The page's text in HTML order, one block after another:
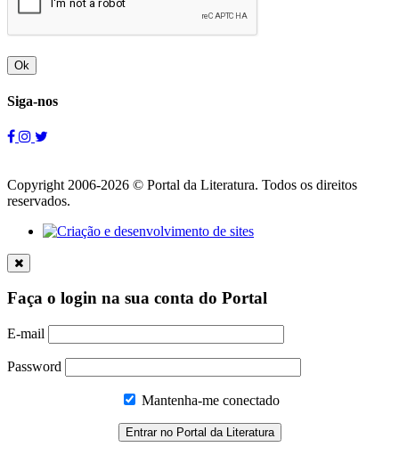
Ok
Siga-nos
Copyright 2006-2026 © Portal da Literatura. Todos os direitos
reservados.
Faça o login na sua conta do Portal
E-mail
Password
Mantenha-me conectado